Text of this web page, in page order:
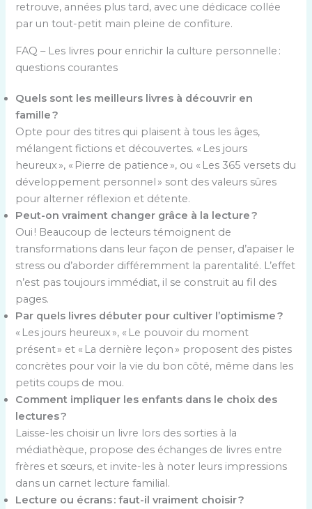
retrouve, années plus tard, avec une dédicace collée
par un tout-petit main pleine de confiture.
FAQ – Les livres pour enrichir la culture personnelle :
questions courantes
Quels sont les meilleurs livres à découvrir en
famille ?
Opte pour des titres qui plaisent à tous les âges,
mélangent fictions et découvertes. « Les jours
heureux », « Pierre de patience », ou « Les 365 versets du
développement personnel » sont des valeurs sûres
pour alterner réflexion et détente.
Peut-on vraiment changer grâce à la lecture ?
Oui ! Beaucoup de lecteurs témoignent de
transformations dans leur façon de penser, d’apaiser le
stress ou d’aborder différemment la parentalité. L’effet
n’est pas toujours immédiat, il se construit au fil des
pages.
Par quels livres débuter pour cultiver l’optimisme ?
« Les jours heureux », « Le pouvoir du moment
présent » et « La dernière leçon » proposent des pistes
concrètes pour voir la vie du bon côté, même dans les
petits coups de mou.
Comment impliquer les enfants dans le choix des
lectures ?
Laisse-les choisir un livre lors des sorties à la
médiathèque, propose des échanges de livres entre
frères et sœurs, et invite-les à noter leurs impressions
dans un carnet lecture familial.
Lecture ou écrans : faut-il vraiment choisir ?